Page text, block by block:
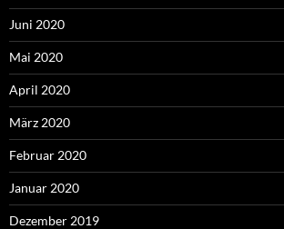
Juni 2020
Mai 2020
April 2020
März 2020
Februar 2020
Januar 2020
Dezember 2019